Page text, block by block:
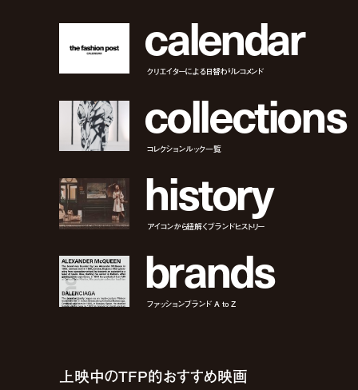
calendar
クリエイターによる日替わりレコメンド
collections
コレクションルック一覧
history
アイコンから紐解くブランドヒストリー
brands
ファッションブランド A to Z
上映中のTFP的おすすめ映画